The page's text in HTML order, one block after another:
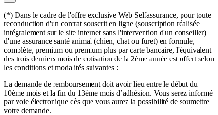
(*) Dans le cadre de l'offre exclusive Web Selfassurance, pour toute
reconduction d'un contrat souscrit en ligne (souscription réalisée
intégralement sur le site internet sans l'intervention d'un conseiller)
d'une assurance santé animal (chien, chat ou furet) en formule,
complète, premium ou premium plus par carte bancaire, l'équivalent
des trois derniers mois de cotisation de la 2ème année est offert selon
les conditions et modalités suivantes :
La demande de remboursement doit avoir lieu entre le début du
10ème mois et la fin du 13ème mois d’adhésion. Vous serez informé
par voie électronique dès que vous aurez la possibilité de soumettre
votre demande.